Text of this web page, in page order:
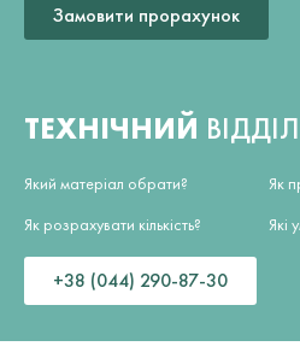
Замовити прорахунок
ТЕХНІЧНИЙ ВІДДІЛ
Який матеріал обрати?
Як розрахувати кількість?
Як
Які
+38 (044) 290-87-30